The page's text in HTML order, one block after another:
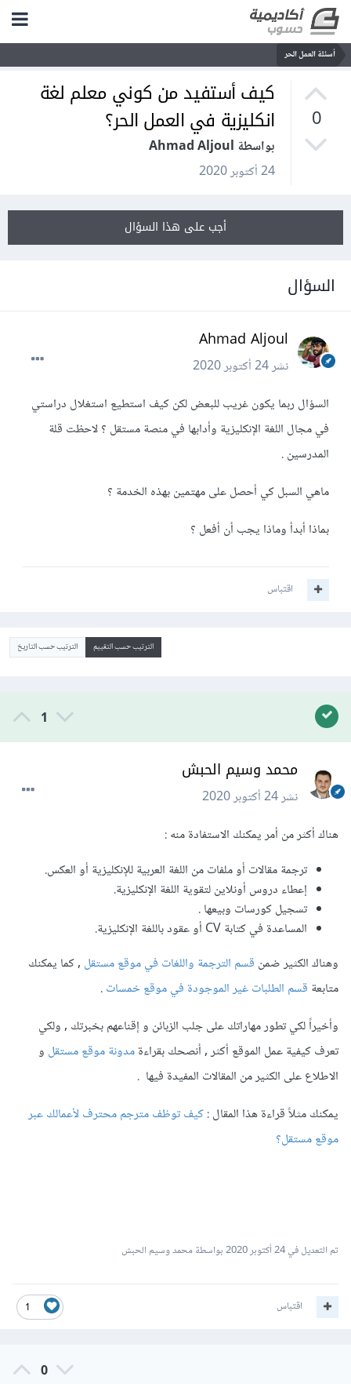
أسئلة العمل الحر
0
كيف أستفيد من كوني معلم لغة
انكليزية في العمل الحر؟
بواسطة Ahmad Aljoul
24 أكتوبر 2020
أجب على هذا السؤال
السؤال
Ahmad Aljoul
نشر24 أكتوبر 2020
السؤال ربما يكون غريب للبعض لكن كيف استطيع استغلال دراستي
في مجال اللغة الإنكليزية وأدابها في منصة مستقل ؟ لاحظت قلة
المدرسين .
ماهي السبل كي أحصل على مهتمين بهذه الخدمة ؟
بماذا أبدأ وماذا يجب أن أفعل ؟
اقتباس
الترتيب حسب التقييم الترتيب حسب التاريخ
1
محمد وسيم الحبش
نشر24 أكتوبر 2020
هناك أكثر من أمر يمكنك الاستفادة منه :
ترجمة مقالات أو ملفات من اللغة العربية للإنكليزية أو العكس.
إعطاء دروس أونلاين لتقوية اللغة الإنكليزية.
تسجيل كورسات وبيعها .
المساعدة في كتابة CV أو عقود باللغة الإنكليزية.
وهناك الكثير ضمن قسم الترجمة واللغات في موقع مستقل, كما يمكنك
متابعة قسم الطلبات غير الموجودة في موقع خمسات.
وأخيراً لكي تطور مهاراتك على جلب الزبائن و إقناعهم بخبرتك , ولكي
تعرف كيفية عمل الموقع أكثر , أنصحك بقراءةمدونة موقع مستقلو
الاطلاع على الكثير من المقالات المفيدة فيها .
يمكنك مثلاً قراءة هذا المقال :كيف توظف مترجم محترف لأعمالك عبر
موقع مستقل؟
تم التعديل في24 أكتوبر 2020 بواسطة محمد وسيم الحبش
1 اقتباس
0